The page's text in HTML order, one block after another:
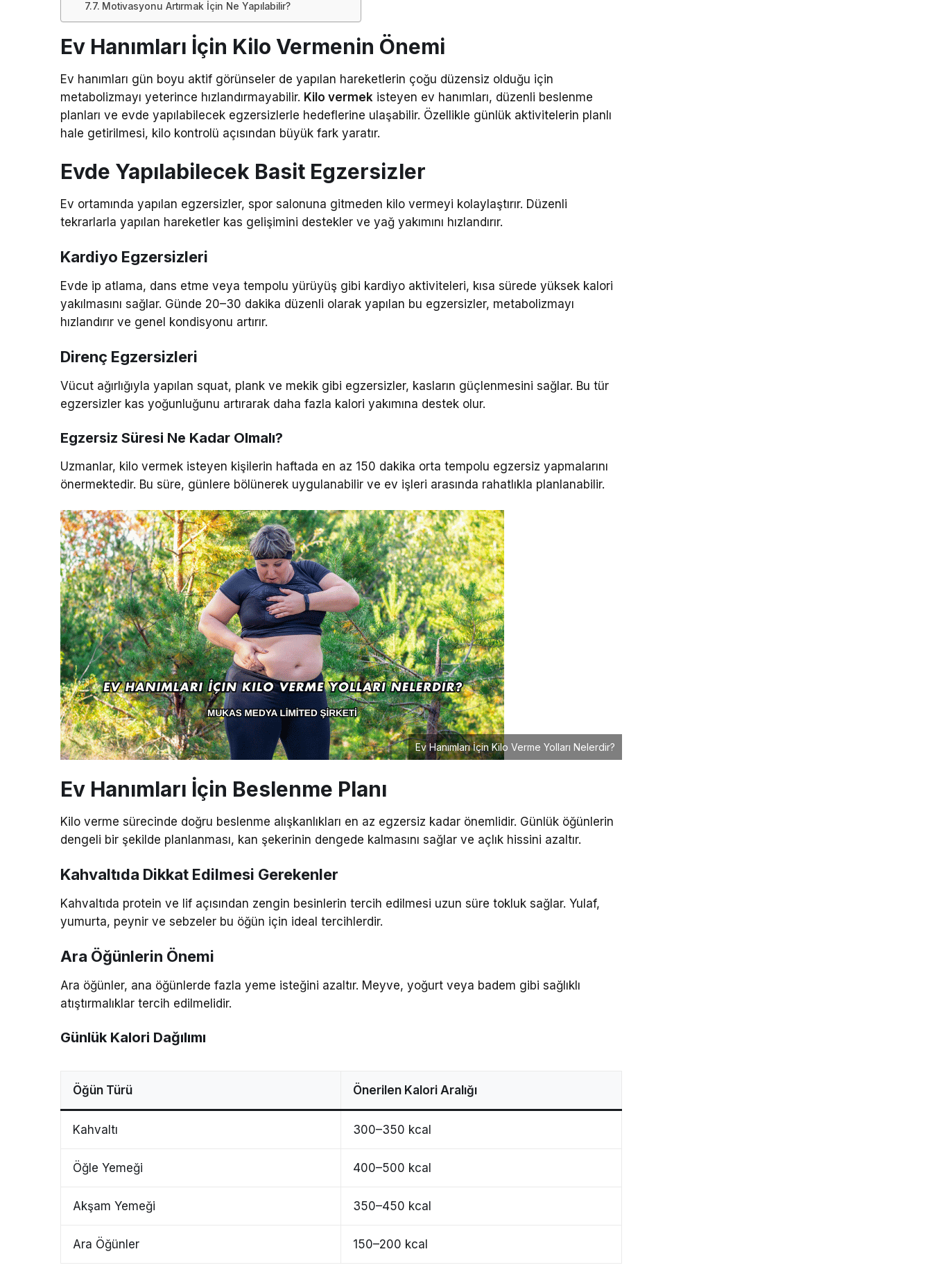
Motivasyonu Artırmak İçin Ne Yapılabilir?
Ev Hanımları İçin Kilo Vermenin Önemi
Ev hanımları gün boyu aktif görünseler de yapılan hareketlerin çoğu düzensiz olduğu için
metabolizmayı yeterince hızlandırmayabilir. Kilo vermek isteyen ev hanımları, düzenli beslenme
planları ve evde yapılabilecek egzersizlerle hedeflerine ulaşabilir. Özellikle günlük aktivitelerin planlı
hale getirilmesi, kilo kontrolü açısından büyük fark yaratır.
Evde Yapılabilecek Basit Egzersizler
Ev ortamında yapılan egzersizler, spor salonuna gitmeden kilo vermeyi kolaylaştırır. Düzenli
tekrarlarla yapılan hareketler kas gelişimini destekler ve yağ yakımını hızlandırır.
Kardiyo Egzersizleri
Evde ip atlama, dans etme veya tempolu yürüyüş gibi kardiyo aktiviteleri, kısa sürede yüksek kalori
yakılmasını sağlar. Günde 20–30 dakika düzenli olarak yapılan bu egzersizler, metabolizmayı
hızlandırır ve genel kondisyonu artırır.
Direnç Egzersizleri
Vücut ağırlığıyla yapılan squat, plank ve mekik gibi egzersizler, kasların güçlenmesini sağlar. Bu tür
egzersizler kas yoğunluğunu artırarak daha fazla kalori yakımına destek olur.
Egzersiz Süresi Ne Kadar Olmalı?
Uzmanlar, kilo vermek isteyen kişilerin haftada en az 150 dakika orta tempolu egzersiz yapmalarını
önermektedir. Bu süre, günlere bölünerek uygulanabilir ve ev işleri arasında rahatlıkla planlanabilir.
Ev Hanımları İçin Kilo Verme Yolları Nelerdir?
Ev Hanımları İçin Beslenme Planı
Kilo verme sürecinde doğru beslenme alışkanlıkları en az egzersiz kadar önemlidir. Günlük öğünlerin
dengeli bir şekilde planlanması, kan şekerinin dengede kalmasını sağlar ve açlık hissini azaltır.
Kahvaltıda Dikkat Edilmesi Gerekenler
Kahvaltıda protein ve lif açısından zengin besinlerin tercih edilmesi uzun süre tokluk sağlar. Yulaf,
yumurta, peynir ve sebzeler bu öğün için ideal tercihlerdir.
Ara Öğünlerin Önemi
Ara öğünler, ana öğünlerde fazla yeme isteğini azaltır. Meyve, yoğurt veya badem gibi sağlıklı
atıştırmalıklar tercih edilmelidir.
Günlük Kalori Dağılımı
Öğün Türü Önerilen Kalori Aralığı
Kahvaltı 300–350 kcal
Öğle Yemeği 400–500 kcal
Akşam Yemeği 350–450 kcal
Ara Öğünler 150–200 kcal